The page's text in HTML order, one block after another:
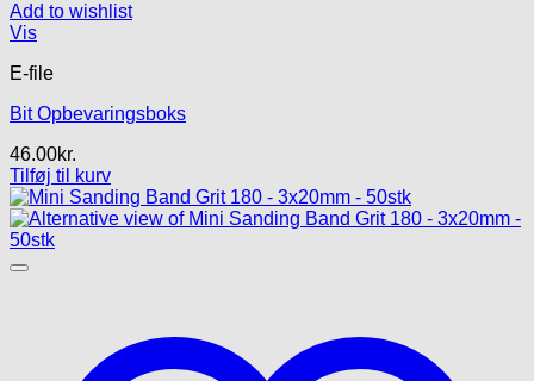
Add to wishlist
Vis
E-file
Bit Opbevaringsboks
46.00kr.
Tilføj til kurv